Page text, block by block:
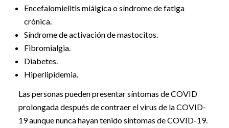
Encefalomielitis miálgica o síndrome de fatiga
crónica.
Síndrome de activación de mastocitos.
Fibromialgia.
Diabetes.
Hiperlipidemia.
Las personas pueden presentar síntomas de COVID
prolongada después de contraer el virus de la COVID-
19 aunque nunca hayan tenido síntomas de COVID-19.